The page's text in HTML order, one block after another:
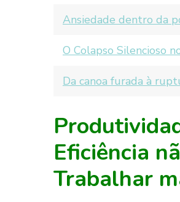
Ansiedade dentro da
O Colapso Silencioso
Da canoa furada à
Eficiência
Trabalhar